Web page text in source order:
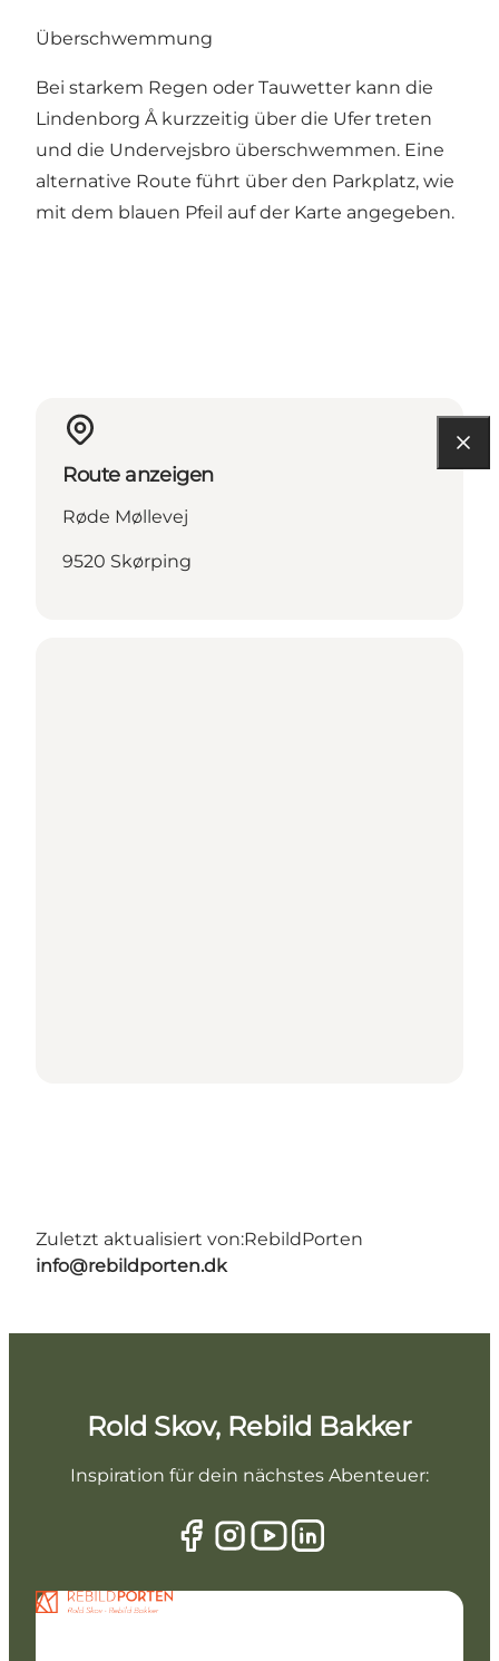
Überschwemmung
Bei starkem Regen oder Tauwetter kann die
Lindenborg Å kurzzeitig über die Ufer treten
und die Undervejsbro überschwemmen. Eine
alternative Route führt über den Parkplatz, wie
mit dem blauen Pfeil auf der Karte angegeben.
Route anzeigen
Røde Møllevej
9520 Skørping
Zuletzt aktualisiert von:RebildPorten
info@rebildporten.dk
Rold Skov, Rebild Bakker
Inspiration für dein nächstes Abenteuer: